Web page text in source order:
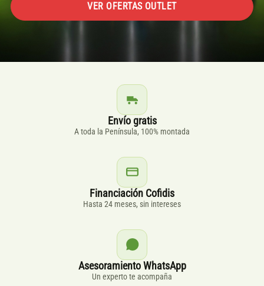
VER OFERTAS OUTLET
Envío gratis
A toda la Península, 100% montada
Financiación Cofidis
Hasta 24 meses, sin intereses
Asesoramiento WhatsApp
Un experto te acompaña